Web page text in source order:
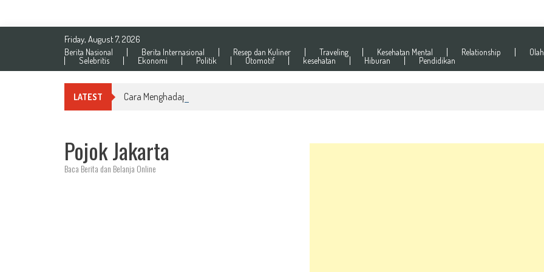
Friday, August 7, 2026
Berita Nasional Berita Internasional Resep dan Kuliner Traveling Kesehatan Mental Relationship
Selebritis
Ekonomi Politik Otomotif kesehatan Hiburan Pendidikan
LATEST Cara Menghadapi Weaponized Incompetence di Tempat Kerja dan Rumah
Pojok Jakarta
Baca Berita dan Belanja Online